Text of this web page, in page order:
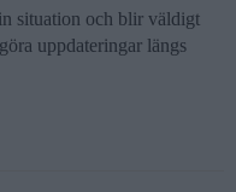
situation och blir väldigt
uppdateringar längs